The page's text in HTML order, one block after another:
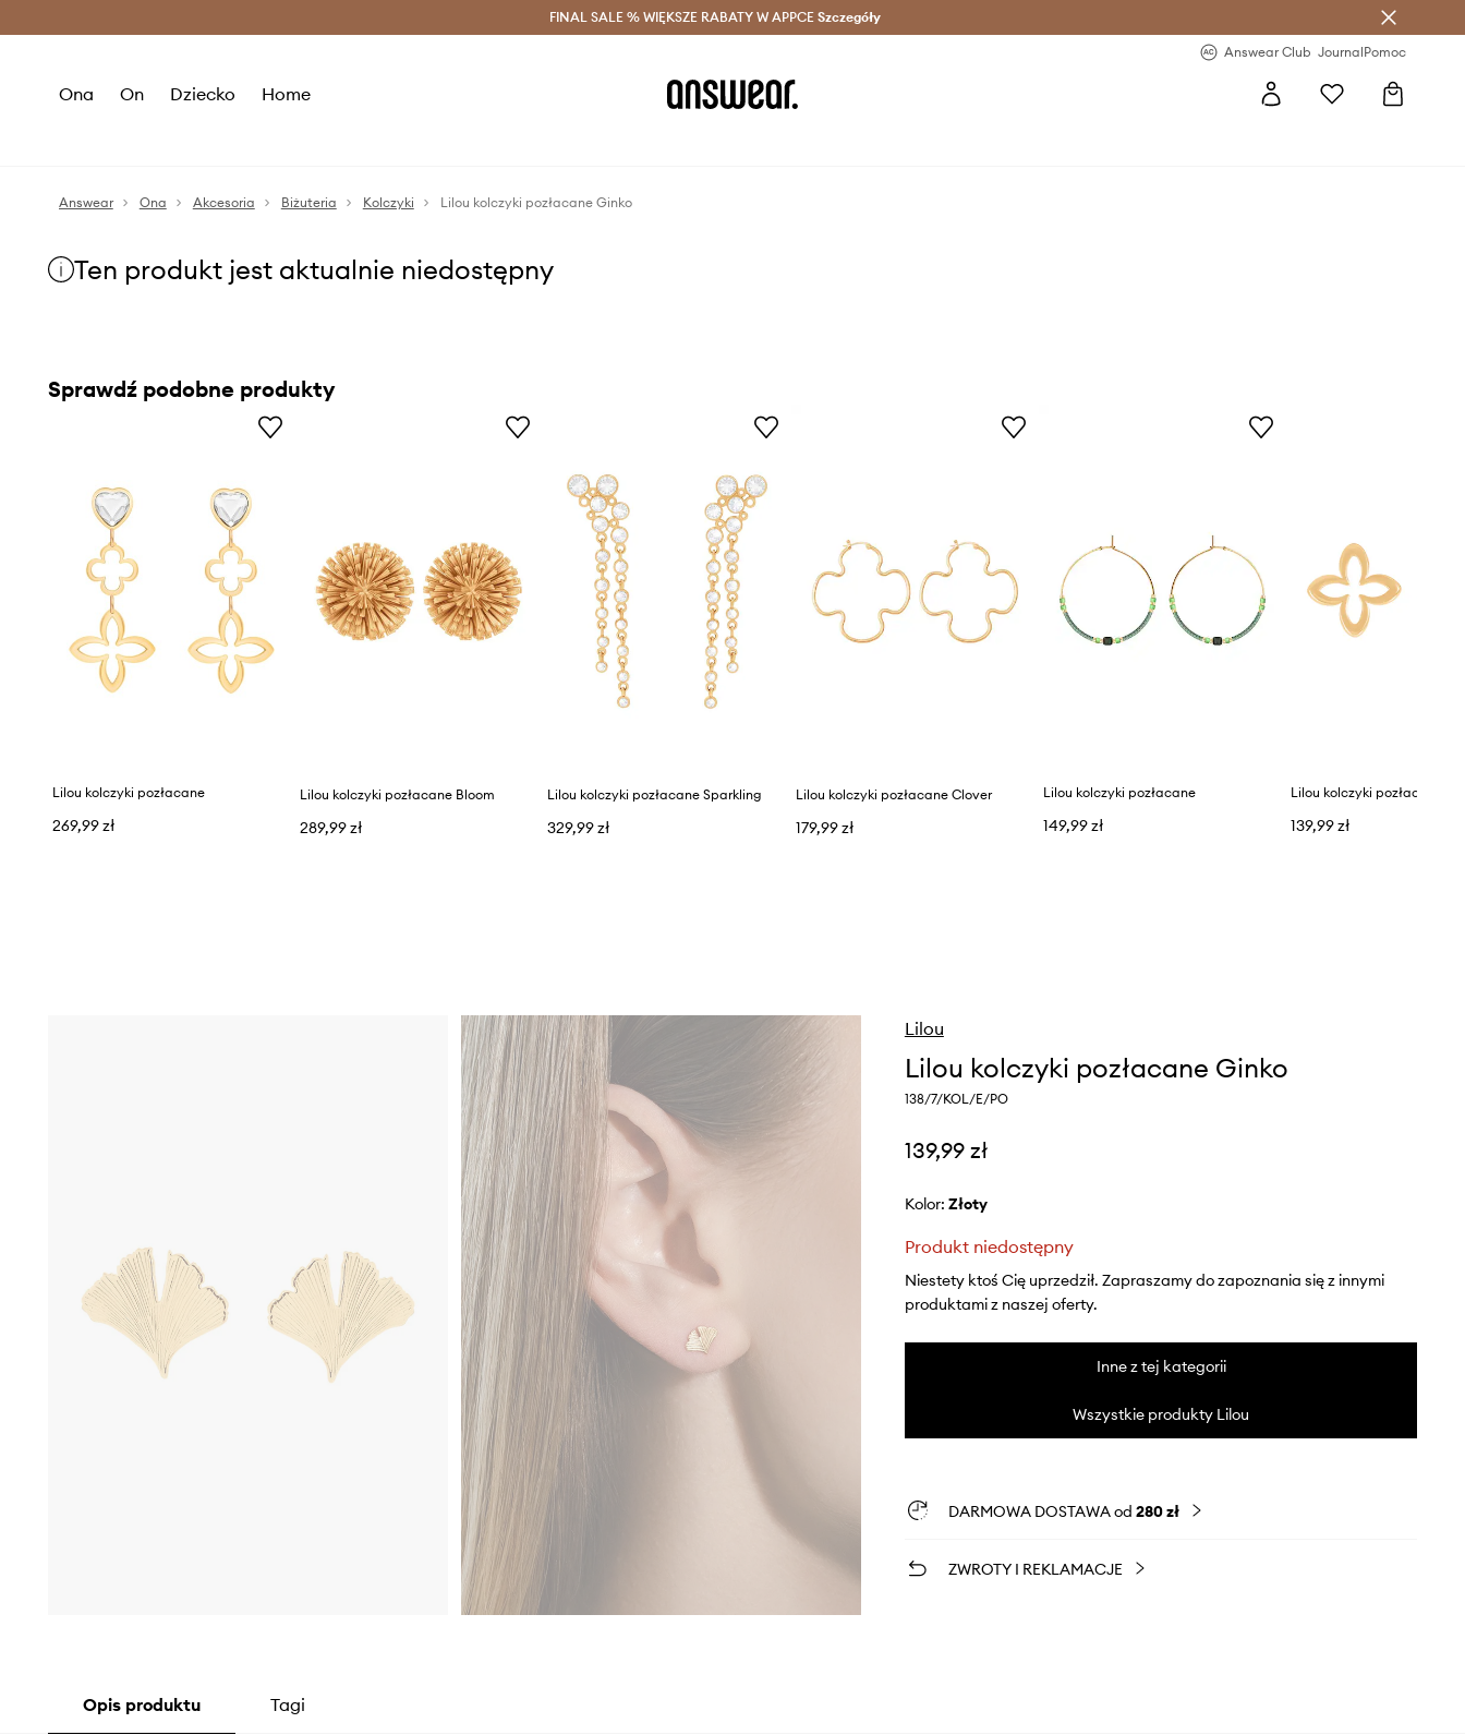
Oszczędzaj z Answear Club > Dostawa nawet w 24h >
FINAL SALE % WIĘKSZE RABATY W APPCE Szczegóły
Answear Club JournalPomoc
Ona On Dziecko Home
Answear Ona Akcesoria Biżuteria Kolczyki Lilou kolczyki pozłacane Ginko
Ten produkt jest aktualnie niedostępny
Sprawdź podobne produkty
Lilou kolczyki pozłacane
269,99 zł
Lilou kolczyki pozłacane Bloom
289,99 zł
Lilou kolczyki pozłacane Sparkling
329,99 zł
Lilou kolczyki pozłacane Clover
179,99 zł
Lilou kolczyki pozłacane
149,99 zł
Lilou kolczyki pozłacane
139,99 zł
Lilou
Lilou kolczyki pozłacane Ginko
138/7/KOL/E/PO
139,99 zł
Kolor: złoty
Produkt niedostępny
Niestety ktoś Cię uprzedził. Zapraszamy do zapoznania się z innymi
produktami z naszej oferty.
Inne z tej kategorii
Wszystkie produkty Lilou
DARMOWA DOSTAWA od 280 zł
ZWROTY I REKLAMACJE
Opis produktu Tagi